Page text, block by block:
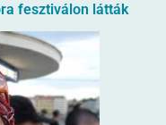
fesztiválon látták